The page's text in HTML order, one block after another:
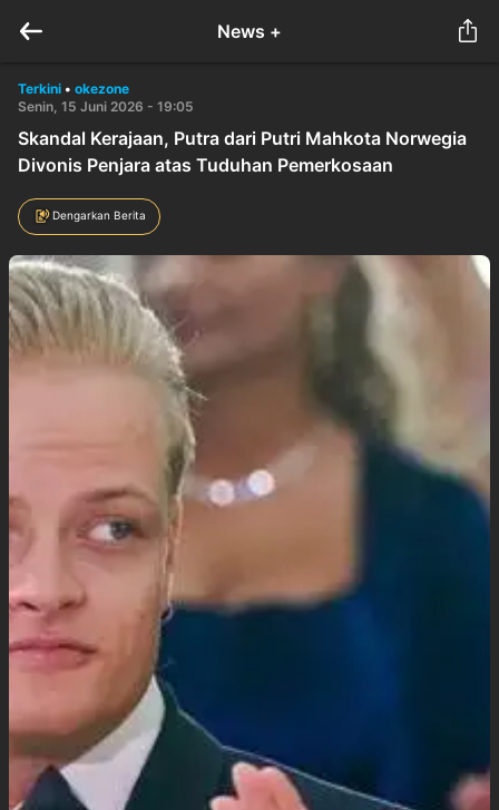
News +
Terkini • okezone
Senin, 15 Juni 2026 - 19:05
Skandal Kerajaan, Putra dari Putri Mahkota Norwegia
Divonis Penjara atas Tuduhan Pemerkosaan
Dengarkan Berita